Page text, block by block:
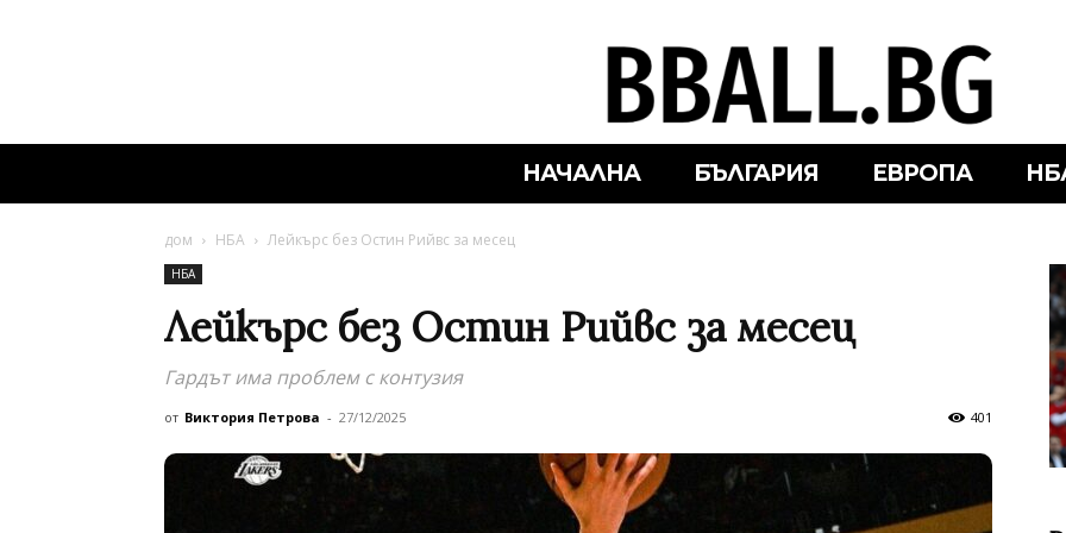
НАЧАЛНА БЪЛГАРИЯ ЕВРОПА
дом НБА Лейкърс без Остин Рийвс за месец
НБА
Лейкърс без Остин Рийвс за месец
Гардът има проблем с контузия
от Виктория Петрова - 27/12/2025 401